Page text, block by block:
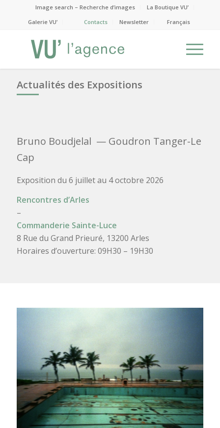
Image search – Recherche d’images
La Boutique VU’
Galerie VU’
Contacts Newsletter Français
Actualités des Expositions
Bruno Boudjelal — Goudron Tanger-Le
Cap
Exposition du 6 juillet au 4 octobre 2026
Rencontres d’Arles
–
Commanderie Sainte-Luce
8 Rue du Grand Prieuré, 13200 Arles
Horaires d’ouverture: 09H30 – 19H30